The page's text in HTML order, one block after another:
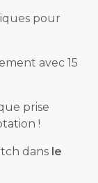
pour
avec 15
prise
!
dans le